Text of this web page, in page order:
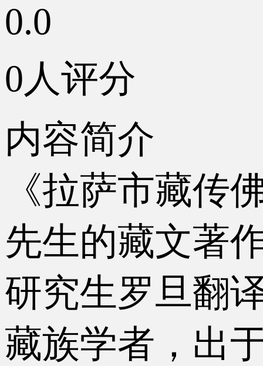
0.0
0人评分
内容简介
《拉萨市藏传
先生的藏文著
研究生罗旦翻
藏族学者，出